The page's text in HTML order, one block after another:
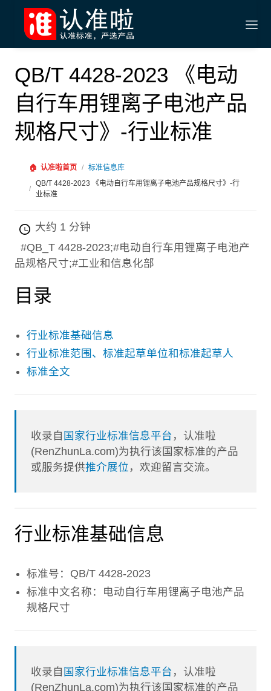
QB/T 4428-2023 《电动
自行车用锂离子电池产品
规格尺寸》-行业标准
🏠 认准啦首页 / 标准信息库
/
QB/T 4428-2023 《电动自行车用锂离子电池产品规格尺寸》-行
业标准
大约 1 分钟
#QB_T 4428-2023;#电动自行车用锂离子电池产
品规格尺寸;#工业和信息化部
目录
行业标准基础信息
行业标准范围、标准起草单位和标准起草人
标准全文
收录自 国家行业标准信息平台 ，认准啦
(RenZhunLa.com)为执行该国家标准的产品
或服务提供推介展位 ，欢迎留言交流。
行业标准基础信息
标准号：QB/T 4428-2023
标准中文名称：电动自行车用锂离子电池产品
规格尺寸
收录自 国家行业标准信息平台 ，认准啦
(RenZhunLa.com)为执行该国家标准的产品